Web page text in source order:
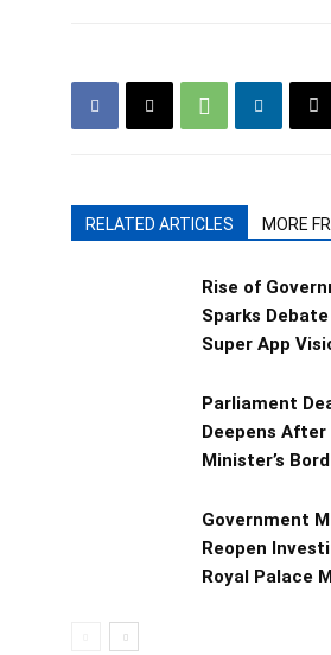
RELATED ARTICLES MORE
Rise of
Sparks Debate
Super App
Parliament
Deepens After
Minister’s
Government
Reopen
Royal Palace